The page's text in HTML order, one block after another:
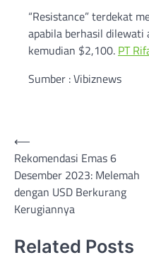
“Resistance” terdekat
apabila berhasil
kemudian $2,100. PT
Sumber : Vibiznews
Post
navigation
⟵
Rekomendasi Emas 6
Desember 2023: Melemah
dengan USD Berkurang
Kerugiannya
Related Posts